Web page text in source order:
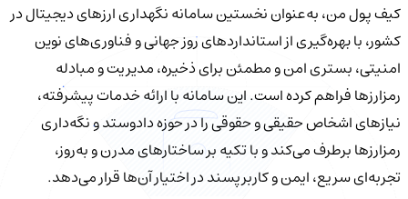
کیف‌ پول من، به‌عنوان نخستین سامانه نگهداری ارزهای دیجیتال در
کشور، با بهره‌گیری از استانداردهای روز جهانی و فناوری‌های نوین
امنیتی، بستری امن و مطمئن برای ذخیره، مدیریت و مبادله
رمزارزها فراهم کرده است. این سامانه با ارائه خدمات پیشرفته،
نیازهای اشخاص حقیقی و حقوقی را در حوزه دادوستد و نگه‌داری
رمزارزها برطرف می‌کند و با تکیه بر ساختارهای مدرن و به‌روز،
تجربه‌ای سریع، ایمن و کاربرپسند در اختیار آن‌ها قرار می‌دهد.